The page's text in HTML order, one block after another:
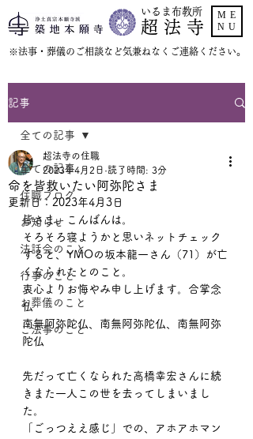
いるま布教所
超 法 寺
​※法事・葬儀のご相談など気兼ねなくご連絡ください。
ME
NU
記事
全ての記事
住職ブログ
お知らせ
法話会のこと
行事のこと
お葬儀のこと
ご法事のこと
全ての記事
命を皆救いたい阿弥陀さま
超法寺の住職
2023年4月2日 読了時間: 3分
更新日： 2023年4月3日
皆さま、こんばんは。
そろそろ寝ようかと思いネットチェック
すると、YMOの坂本龍一さん（71）が亡
くなられたとのこと。
衷心よりお悔やみ申し上げます。合掌念
仏
南無阿弥陀仏、南無阿弥陀仏、南無阿弥
陀仏
先だって亡くなられた高橋幸宏さんに続
きまた一人この世を去ってしまいまし
た。
「ごっつええ感じ」での、アホアホマン